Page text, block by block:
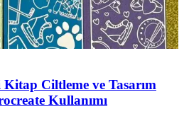
Kitap Ciltleme ve Tasarım
Kullanımı